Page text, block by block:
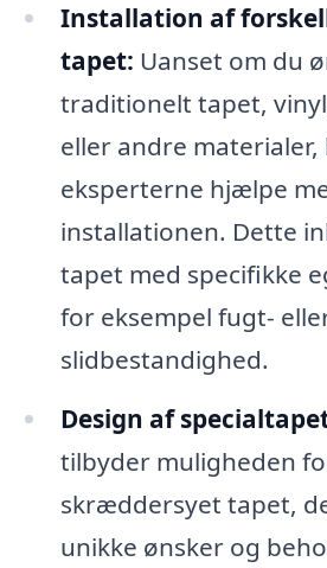
Installation af
tapet: Uanset om du
traditionelt tapet,
eller andre materialer,
eksperterne hjælpe
installationen. Dette
tapet med specifikke
for eksempel fugt-
slidbestandighed.
Design af
tilbyder muligheden
skræddersyet tapet,
unikke ønsker og